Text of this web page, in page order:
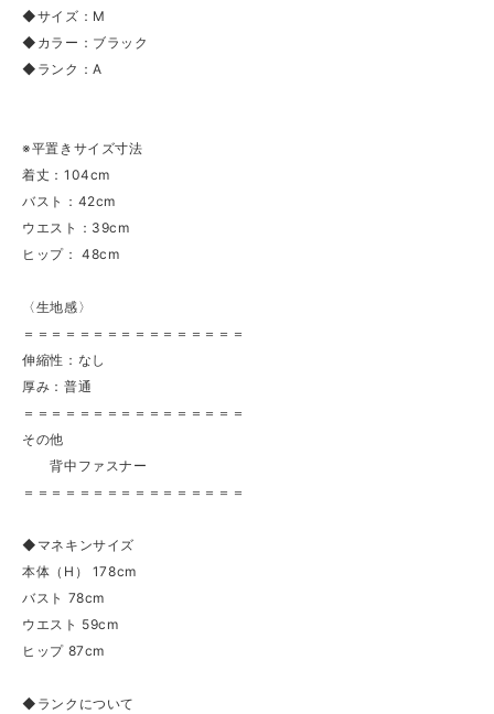
◆サイズ：M
◆カラー：ブラック
◆ランク：A
※平置きサイズ寸法
着丈：104cm
バスト：42cm
ウエスト：39cm
ヒップ： 48cm
〈生地感〉
＝＝＝＝＝＝＝＝＝＝＝＝＝＝＝＝
伸縮性：なし
厚み：普通
＝＝＝＝＝＝＝＝＝＝＝＝＝＝＝＝
その他
背中ファスナー
＝＝＝＝＝＝＝＝＝＝＝＝＝＝＝＝
◆マネキンサイズ
本体（H） 178cm
バスト 78cm
ウエスト 59cm
ヒップ 87cm
◆ランクについて